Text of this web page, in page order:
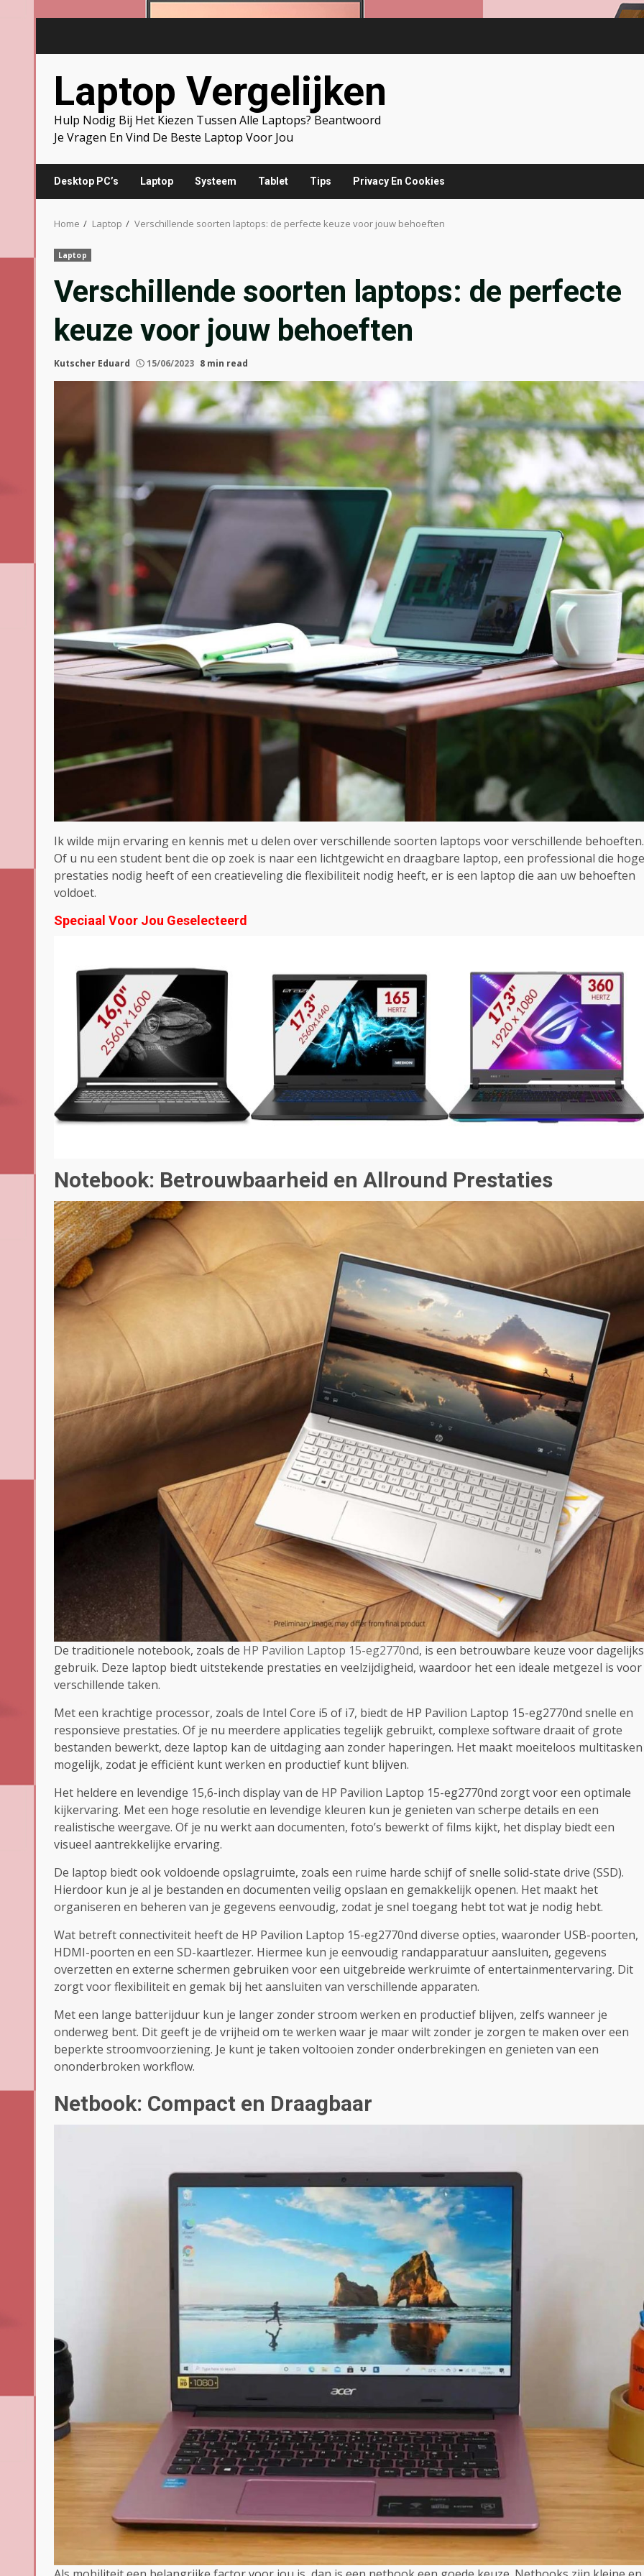
Laptop Vergelijken
Hulp Nodig Bij Het Kiezen Tussen Alle Laptops? Beantwoord
Je Vragen En Vind De Beste Laptop Voor Jou
Desktop PC’s Laptop Systeem Tablet Tips Privacy En Cookies
Home Laptop Verschillende soorten laptops: de perfecte keuze voor jouw behoeften
Laptop
Verschillende soorten laptops: de perfecte
keuze voor jouw behoeften
Kutscher Eduard 15/06/2023 8 min read
Ik wilde mijn ervaring en kennis met u delen over verschillende soorten laptops voor verschillende behoeften.
Of u nu een student bent die op zoek is naar een lichtgewicht en draagbare laptop, een professional die hoge
prestaties nodig heeft of een creatieveling die flexibiliteit nodig heeft, er is een laptop die aan uw behoeften
voldoet.
Speciaal Voor Jou Geselecteerd
Notebook: Betrouwbaarheid en Allround Prestaties
De traditionele notebook, zoals de HP Pavilion Laptop 15-eg2770nd, is een betrouwbare keuze voor dagelijks
gebruik. Deze laptop biedt uitstekende prestaties en veelzijdigheid, waardoor het een ideale metgezel is voor
verschillende taken.
Met een krachtige processor, zoals de Intel Core i5 of i7, biedt de HP Pavilion Laptop 15-eg2770nd snelle en
responsieve prestaties. Of je nu meerdere applicaties tegelijk gebruikt, complexe software draait of grote
bestanden bewerkt, deze laptop kan de uitdaging aan zonder haperingen. Het maakt moeiteloos multitasken
mogelijk, zodat je efficiënt kunt werken en productief kunt blijven.
Het heldere en levendige 15,6-inch display van de HP Pavilion Laptop 15-eg2770nd zorgt voor een optimale
kijkervaring. Met een hoge resolutie en levendige kleuren kun je genieten van scherpe details en een
realistische weergave. Of je nu werkt aan documenten, foto’s bewerkt of films kijkt, het display biedt een
visueel aantrekkelijke ervaring.
De laptop biedt ook voldoende opslagruimte, zoals een ruime harde schijf of snelle solid-state drive (SSD).
Hierdoor kun je al je bestanden en documenten veilig opslaan en gemakkelijk openen. Het maakt het
organiseren en beheren van je gegevens eenvoudig, zodat je snel toegang hebt tot wat je nodig hebt.
Wat betreft connectiviteit heeft de HP Pavilion Laptop 15-eg2770nd diverse opties, waaronder USB-poorten,
HDMI-poorten en een SD-kaartlezer. Hiermee kun je eenvoudig randapparatuur aansluiten, gegevens
overzetten en externe schermen gebruiken voor een uitgebreide werkruimte of entertainmentervaring. Dit
zorgt voor flexibiliteit en gemak bij het aansluiten van verschillende apparaten.
Met een lange batterijduur kun je langer zonder stroom werken en productief blijven, zelfs wanneer je
onderweg bent. Dit geeft je de vrijheid om te werken waar je maar wilt zonder je zorgen te maken over een
beperkte stroomvoorziening. Je kunt je taken voltooien zonder onderbrekingen en genieten van een
ononderbroken workflow.
Netbook: Compact en Draagbaar